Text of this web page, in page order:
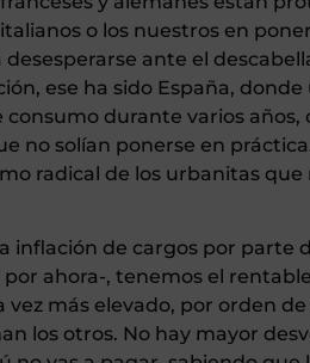
o los nuestros en
desesperarse ante el
ese ha sido España,
consumo durante varios
no solían ponerse en
radical de los urbanitas
inflación de cargos por parte
ahora-, tenemos el
vez más elevado, por orden
los otros. No hay mayor